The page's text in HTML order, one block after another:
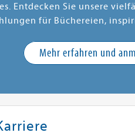
Entdecken Sie unsere
für Büchereien,
Mehr erfahren und